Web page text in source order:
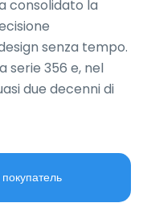
consolidato la
senza tempo.
serie 356 e, nel
due decenni di